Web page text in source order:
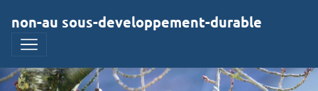
non-au sous-developpement-durable